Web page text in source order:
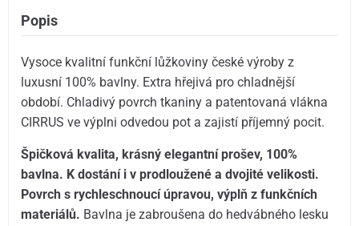
Popis
Vysoce kvalitní funkční lůžkoviny české výroby z
luxusní 100% bavlny. Extra hřejivá pro chladnější
období. Chladivý povrch tkaniny a patentovaná vlákna
CIRRUS ve výplni odvedou pot a zajistí příjemný pocit.
Špičková kvalita, krásný elegantní prošev, 100%
bavlna. K dostání i v prodloužené a dvojité velikosti.
Povrch s rychleschnoucí úpravou, výplň z funkčních
materiálů. Bavlna je zabroušena do hedvábného lesku